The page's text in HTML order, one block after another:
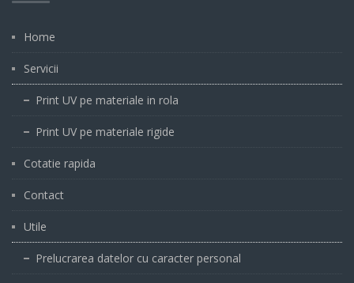
Home
Servicii
Print UV pe materiale in rola
Print UV pe materiale rigide
Cotatie rapida
Contact
Utile
Prelucrarea datelor cu caracter personal